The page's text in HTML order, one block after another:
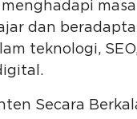
dan
teknologi,
Secara